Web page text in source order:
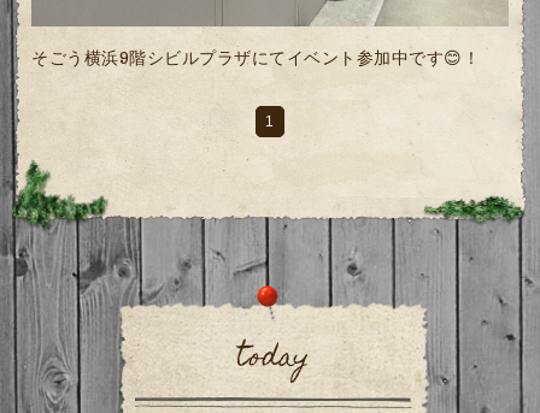
そごう横浜9階シビルプラザにてイベント参加中です😊！
1
today